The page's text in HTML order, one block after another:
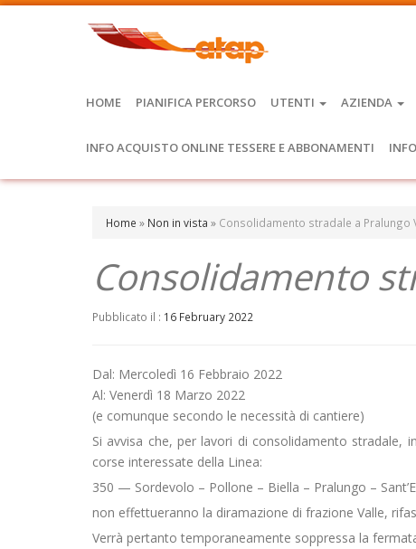
HOME PIANIFICA PERCORSO UTENTI AZIENDA
INFO ACQUISTO ONLINE TESSERE E ABBONAMENTI
Home » Non in vista » Consolidamento stradale a Pralungo
Consolidamento
Pubblicato il : 16 February 2022
Dal: Mercoledì 16 Febbraio 2022
Al: Venerdì 18 Marzo 2022
(e comunque secondo le necessità di cantiere)
Si avvisa che, per lavori di consolidamento stradale,
corse interessate della Linea:
350 — Sordevolo – Pollone – Biella – Pralungo –
non effettueranno la diramazione di frazione Valle,
Verrà pertanto temporaneamente soppressa la